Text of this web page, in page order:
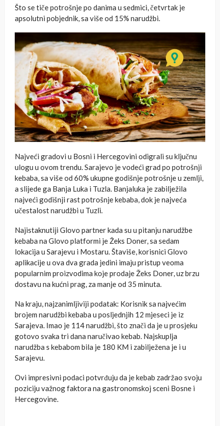
Što se tiče potrošnje po danima u sedmici, četvrtak je
apsolutni pobjednik, sa više od 15% narudžbi.
Najveći gradovi u Bosni i Hercegovini odigrali su ključnu
ulogu u ovom trendu. Sarajevo je vodeći grad po potrošnji
kebaba, sa više od 60% ukupne godišnje potrošnje u zemlji,
a slijede ga Banja Luka i Tuzla. Banjaluka je zabilježila
najveći godišnji rast potrošnje kebaba, dok je najveća
učestalost narudžbi u Tuzli.
Najistaknutiji Glovo partner kada su u pitanju narudžbe
kebaba na Glovo platformi je Žeks Doner, sa sedam
lokacija u Sarajevu i Mostaru. Štaviše, korisnici Glovo
aplikacije u ova dva grada jedini imaju pristup veoma
popularnim proizvodima koje prodaje Žeks Doner, uz brzu
dostavu na kućni prag, za manje od 35 minuta.
Na kraju, najzanimljiviji podatak: Korisnik sa najvećim
brojem narudžbi kebaba u posljednjih 12 mjeseci je iz
Sarajeva. Imao je 114 narudžbi, što znači da je u prosjeku
gotovo svaka tri dana naručivao kebab. Najskuplja
narudžba s kebabom bila je 180 KM i zabilježena je i u
Sarajevu.
Ovi impresivni podaci potvrđuju da je kebab zadržao svoju
poziciju važnog faktora na gastronomskoj sceni Bosne i
Hercegovine.